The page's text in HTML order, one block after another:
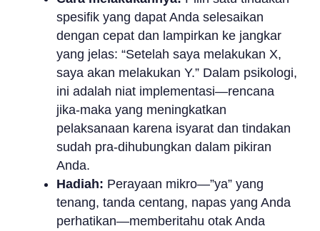
spesifik yang dapat Anda selesaikan
dengan cepat dan lampirkan ke jangkar
yang jelas: “Setelah saya melakukan X,
saya akan melakukan Y.” Dalam psikologi,
ini adalah niat implementasi—rencana
jika-maka yang meningkatkan
pelaksanaan karena isyarat dan tindakan
sudah pra-dihubungkan dalam pikiran
Anda.
Hadiah: Perayaan mikro—”ya” yang
tenang, tanda centang, napas yang Anda
perhatikan—memberitahu otak Anda